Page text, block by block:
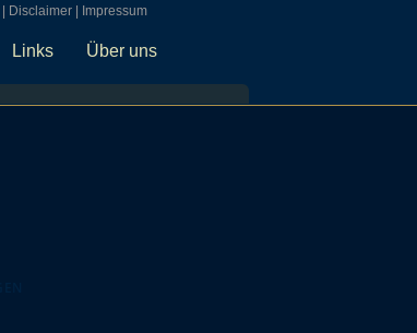
Disclaimer| Impressum
Links Über uns